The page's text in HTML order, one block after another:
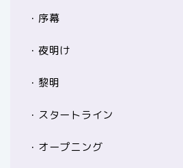
・序幕
・夜明け
・黎明
・スタートライン
・オープニング